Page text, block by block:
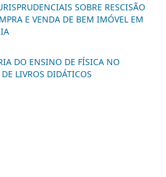
SOBRE RESCISÃO
E VENDA DE BEM IMÓVEL EM
DO ENSINO DE FÍSICA NO
LIVROS DIDÁTICOS